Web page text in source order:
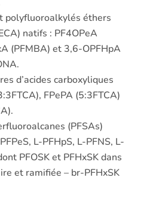
polyfluoroalkylés éthers
natifs : PF4OPeA
(PFMBA) et 3,6-OPFHpA
d’acides carboxyliques
FPePA (5:3FTCA)
(PFSAs)
L-PFHpS, L-PFNS, L-
PFOSK et PFHxSK dans
et ramifiée – br-PFHxSK